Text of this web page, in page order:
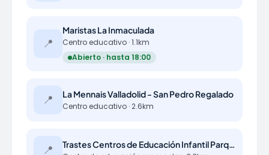
📍
Maristas La Inmaculada
Centro educativo · 1.1km
Abierto · hasta 18:00
📍 La Mennais Valladolid - San Pedro Regalado
Centro educativo · 2.6km
📍 Trastes Centros de Educación Infantil Parquesol